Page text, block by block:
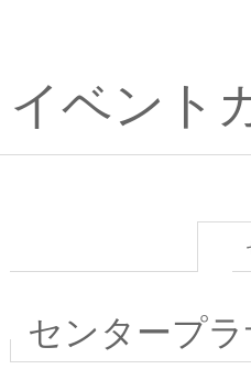
イベント
センタープ